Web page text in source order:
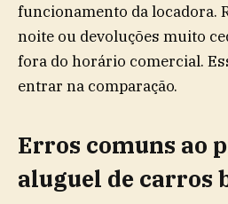
funcionamento da locadora.
noite ou devoluções muito
fora do horário comercial.
entrar na comparação.
Erros comuns ao
aluguel de carros